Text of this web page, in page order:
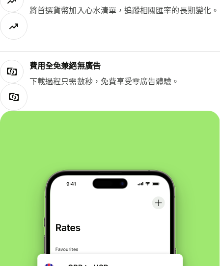
將首選貨幣加入心水清單，追蹤相關匯率的長期變化。
費用全免兼絕無廣告
下載過程只需數秒，免費享受零廣告體驗。